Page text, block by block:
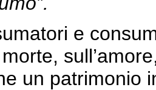
e
un patrimonio